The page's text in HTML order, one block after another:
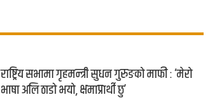
राष्ट्रिय सभामा गृहमन्त्री सुधन गुरुङको माफी : ‘मेरो
भाषा अलि ठाडो भयो, क्षमाप्रार्थी छु’